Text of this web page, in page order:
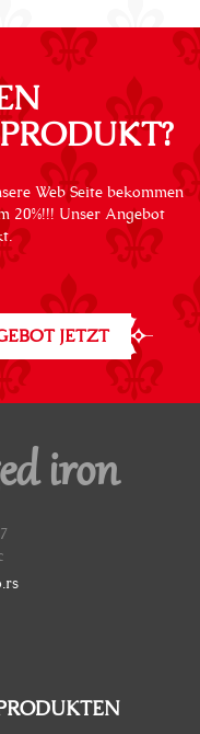
Web Seite bekommen
20%!!! Unser Angebot
JETZT
iron